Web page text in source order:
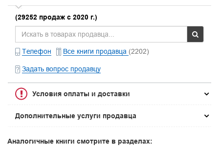
(29252 продаж с 2020 г.)
Телефон Все книги продавца (2202)
Задать вопрос продавцу
Условия оплаты и доставки
Дополнительные услуги продавца
Аналогичные книги смотрите в разделах: